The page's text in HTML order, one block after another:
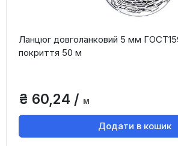
Ланцюг довголанковий 5 мм
покриття 50 м
₴ 60,24 / м
Додати в кошик